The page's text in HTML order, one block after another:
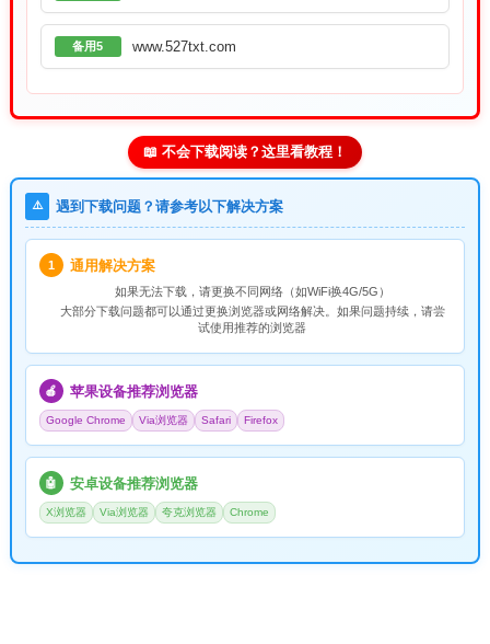
备用5 www.527txt.com
📖 不会下载阅读？这里看教程！
⚠️ 遇到下载问题？请参考以下解决方案
1 通用解决方案
如果无法下载，请更换不同网络（如WiFi换4G/5G）
大部分下载问题都可以通过更换浏览器或网络解决。如果问题持续，请尝
试使用推荐的浏览器
🍎 苹果设备推荐浏览器
Google Chrome Via浏览器 Safari Firefox
🤖 安卓设备推荐浏览器
X浏览器 Via浏览器 夸克浏览器 Chrome